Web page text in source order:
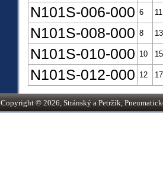
N101S-006-000 6 11
N101S-008-000 8 13
N101S-010-000 10 15
N101S-012-000 12 17
Copyright © 2026, Stránský a Petržík,